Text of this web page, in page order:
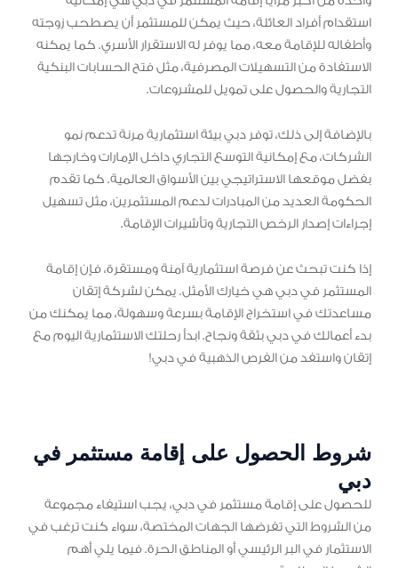
استقدام أفراد العائلة، حيث يمكن للمستثمر أن يصطحب زوجته
وأطفاله للإقامة معه، مما يوفر له الاستقرار الأسري. كما يمكنه
الاستفادة من التسهيلات المصرفية، مثل فتح الحسابات البنكية
التجارية والحصول على تمويل للمشروعات.
بالإضافة إلى ذلك، توفر دبي بيئة استثمارية مرنة تدعم نمو
الشركات، مع إمكانية التوسع التجاري داخل الإمارات وخارجها
بفضل موقعها الاستراتيجي بين الأسواق العالمية. كما تقدم
الحكومة العديد من المبادرات لدعم المستثمرين، مثل تسهيل
إجراءات إصدار الرخص التجارية وتأشيرات الإقامة.
إذا كنت تبحث عن فرصة استثمارية آمنة ومستقرة، فإن إقامة
المستثمر في دبي هي خيارك الأمثل. يمكن لشركة إتقان
مساعدتك في استخراج الإقامة بسرعة وسهولة، مما يمكنك من
بدء أعمالك في دبي بثقة ونجاح. ابدأ رحلتك الاستثمارية اليوم مع
إتقان واستفد من الفرص الذهبية في دبي!
شروط الحصول على إقامة مستثمر في
دبي
للحصول على إقامة مستثمر في دبي، يجب استيفاء مجموعة
من الشروط التي تفرضها الجهات المختصة، سواء كنت ترغب في
الاستثمار في البر الرئيسي أو المناطق الحرة. فيما يلي أهم